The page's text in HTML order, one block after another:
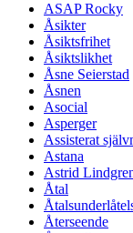
ASAP Rocky
Åsikter
Åsiktsfrihet
Åsiktslikhet
Åsne Seierstad
Åsnen
Asocial
Asperger
Assisterat
Astana
Astrid
Åtal
Återseende